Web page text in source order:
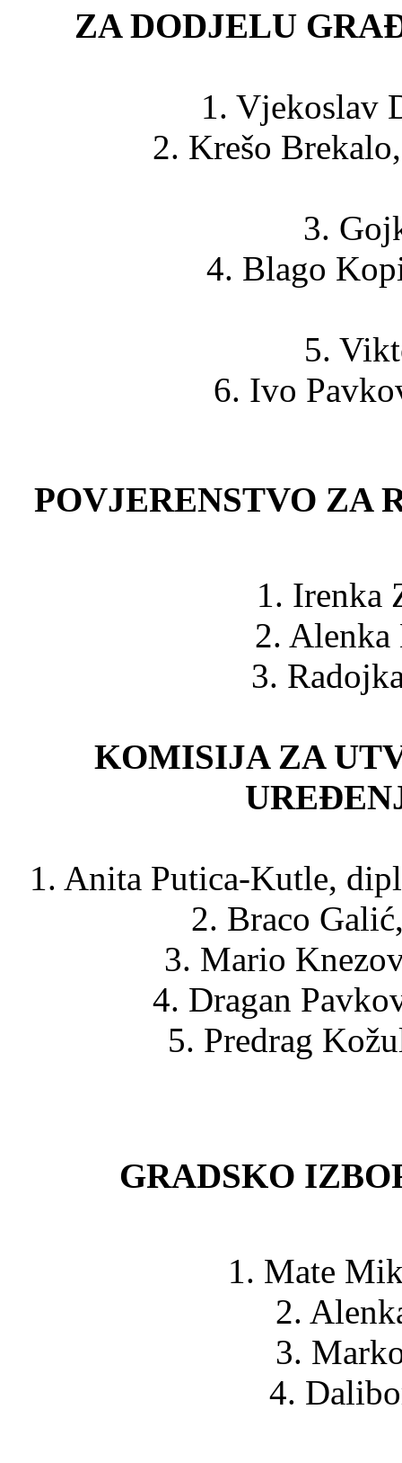
ZA DODJELU
1. Vjekoslav
2. Krešo
3.
4. Blago
5.
6. Ivo
POVJERENSTVO ZA
1. Irenka
2.
3.
KOMISIJA ZA
1. Anita Putica-Kutle,
2. Braco
3. Mario
4. Dragan
5. Predrag
GRADSKO
1. Mate
2.
3.
4.